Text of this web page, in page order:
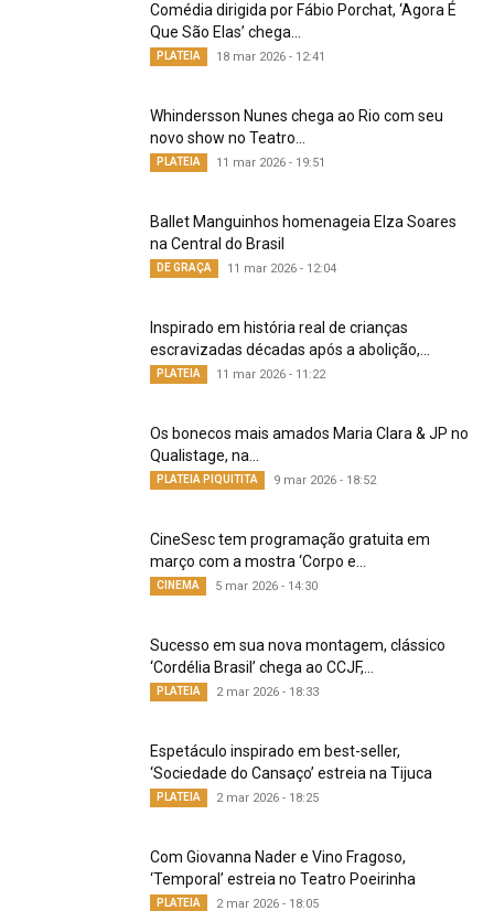
Comédia dirigida por Fábio Porchat, ‘Agora É
Que São Elas’ chega...
PLATEIA 18 mar 2026 - 12:41
Whindersson Nunes chega ao Rio com seu
novo show no Teatro...
PLATEIA 11 mar 2026 - 19:51
Ballet Manguinhos homenageia Elza Soares
na Central do Brasil
DE GRAÇA 11 mar 2026 - 12:04
Inspirado em história real de crianças
escravizadas décadas após a abolição,...
PLATEIA 11 mar 2026 - 11:22
Os bonecos mais amados Maria Clara & JP no
Qualistage, na...
PLATEIA PIQUITITA 9 mar 2026 - 18:52
CineSesc tem programação gratuita em
março com a mostra ‘Corpo e...
CINEMA 5 mar 2026 - 14:30
Sucesso em sua nova montagem, clássico
‘Cordélia Brasil’ chega ao CCJF,...
PLATEIA 2 mar 2026 - 18:33
Espetáculo inspirado em best-seller,
‘Sociedade do Cansaço’ estreia na Tijuca
PLATEIA 2 mar 2026 - 18:25
Com Giovanna Nader e Vino Fragoso,
‘Temporal’ estreia no Teatro Poeirinha
PLATEIA 2 mar 2026 - 18:05